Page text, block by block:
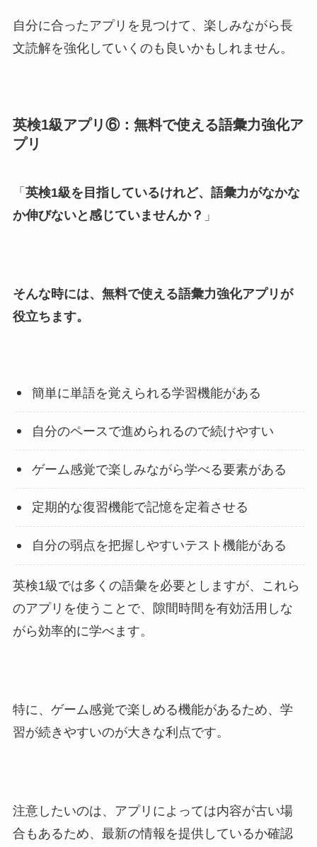
自分に合ったアプリを見つけて、楽しみながら長
文読解を強化していくのも良いかもしれません。
英検1級アプリ⑥：無料で使える語彙力強化ア
プリ
「 英検1級を目指しているけれど、語彙力がなかな
か伸びないと感じていませんか？ 」
そんな時には、無料で使える語彙力強化アプリが
役立ちます。
簡単に単語を覚えられる学習機能がある
自分のペースで進められるので続けやすい
ゲーム感覚で楽しみながら学べる要素がある
定期的な復習機能で記憶を定着させる
自分の弱点を把握しやすいテスト機能がある
英検1級では多くの語彙を必要としますが、これら
のアプリを使うことで、隙間時間を有効活用しな
がら効率的に学べます。
特に、ゲーム感覚で楽しめる機能があるため、学
習が続きやすいのが大きな利点です。
注意したいのは、アプリによっては内容が古い場
合もあるため、最新の情報を提供しているか確認